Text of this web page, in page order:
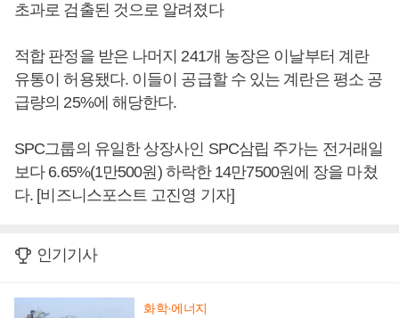
초과로 검출된 것으로 알려졌다
적합 판정을 받은 나머지 241개 농장은 이날부터 계란
유통이 허용됐다. 이들이 공급할 수 있는 계란은 평소 공
급량의 25%에 해당한다.
SPC그룹의 유일한 상장사인 SPC삼립 주가는 전거래일
보다 6.65%(1만500원) 하락한 14만7500원에 장을 마쳤
다. [비즈니스포스트 고진영 기자]
인기기사
화학·에너지